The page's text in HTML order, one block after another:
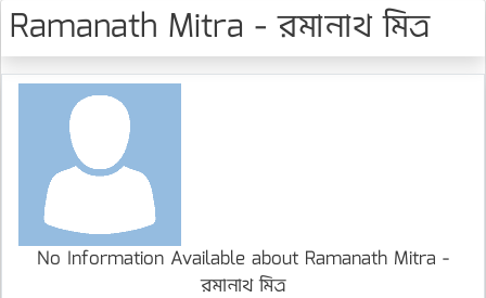
Ramanath Mitra - রমানাথ মিত্র
No Information Available about Ramanath Mitra -
রমানাথ মিত্র